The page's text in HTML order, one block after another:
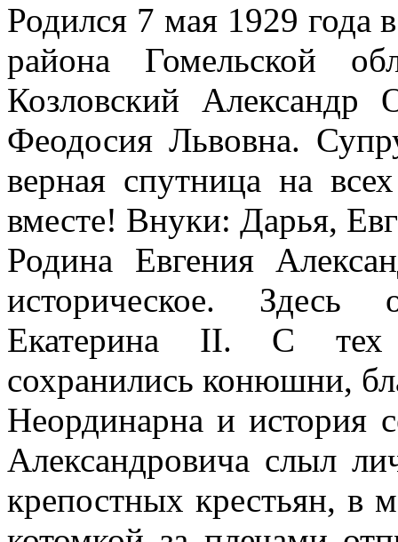
Родился 7 мая 1929 года
района Гомельской
Козловский Александр
Феодосия Львовна.
верная спутница на
вместе! Внуки: Дарья,
Родина Евгения
историческое. Здесь
Екатерина II. С тех
сохранились конюшни,
Неординарна и история
Александровича слыл
крепостных крестьян, в